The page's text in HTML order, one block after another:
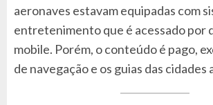
aeronaves estavam equipadas com
entretenimento que é acessado por
mobile. Porém, o conteúdo é pago,
de navegação e os guias das cidades